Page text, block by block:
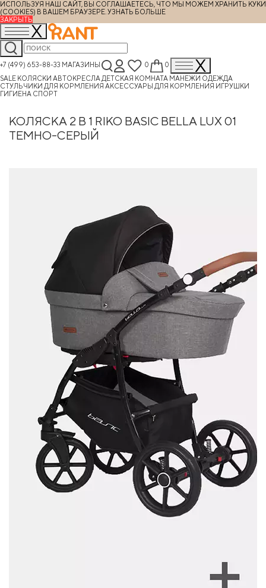
ИСПОЛЬЗУЯ НАШ САЙТ, ВЫ СОГЛАШАЕТЕСЬ, ЧТО МЫ МОЖЕМ ХРАНИТЬ КУКИ
(COOKIES) В ВАШЕМ БРАУЗЕРЕ. УЗНАТЬ БОЛЬШЕ
ЗАКРЫТЬ
+7 (499) 653-88-33 МАГАЗИНЫ 0
0
SALE КОЛЯСКИ АВТОКРЕСЛА ДЕТСКАЯ КОМНАТА МАНЕЖИ ОДЕЖДА
СТУЛЬЧИКИ ДЛЯ КОРМЛЕНИЯ АКСЕССУАРЫ ДЛЯ КОРМЛЕНИЯ ИГРУШКИ
ГИГИЕНА СПОРТ
КОЛЯСКА 2 В 1 RIKO BASIC BELLA LUX 01
ТЕМНО-СЕРЫЙ